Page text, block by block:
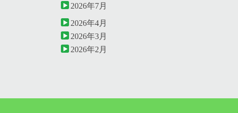
2026年7月
2026年4月
2026年3月
2026年2月